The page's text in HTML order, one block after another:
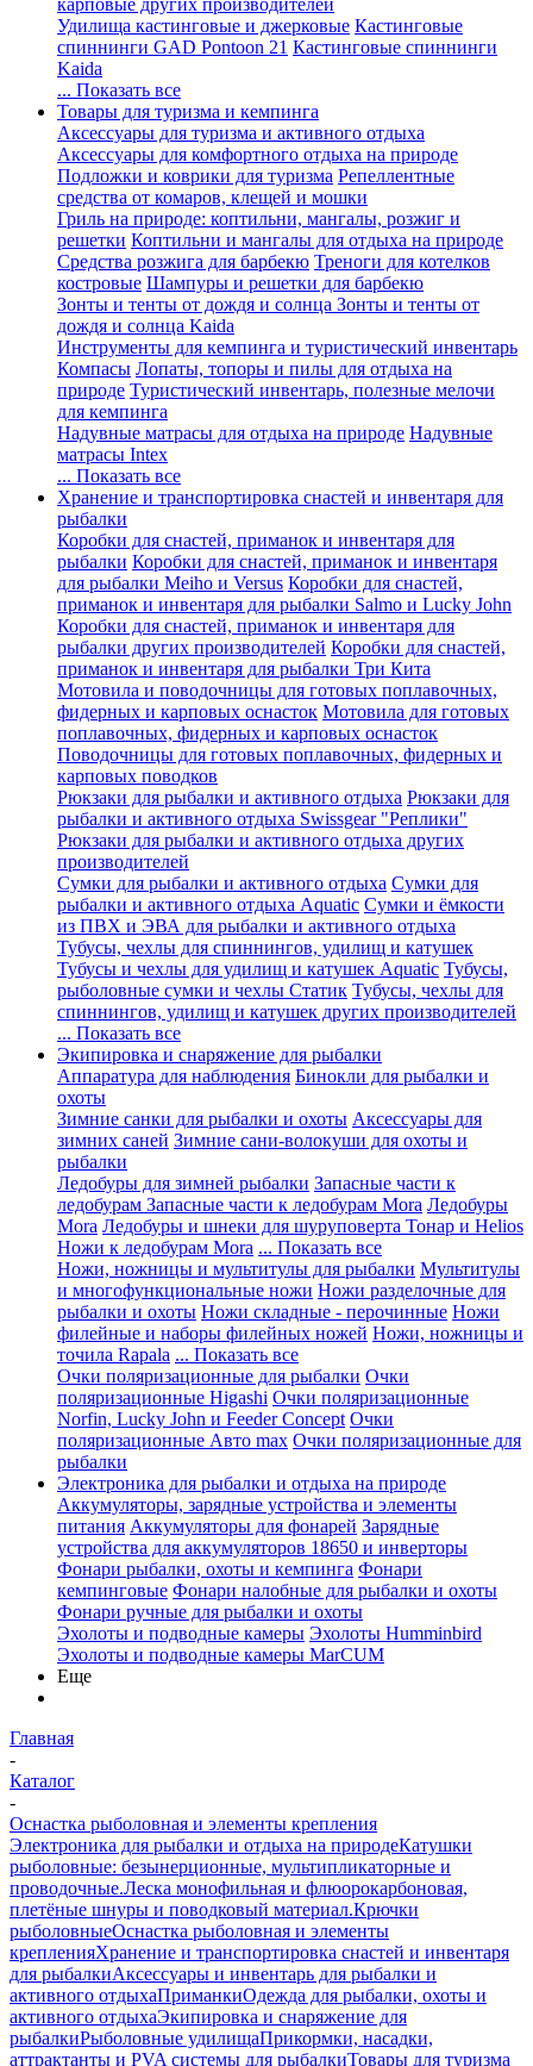
карповые других производителей
Удилища кастинговые и джерковые Кастинговые
спиннинги GAD Pontoon 21 Кастинговые спиннинги
Kaida
... Показать все
Товары для туризма и кемпинга
Аксессуары для туризма и активного отдыха
Аксессуары для комфортного отдыха на природе
Подложки и коврики для туризма Репеллентные
средства от комаров, клещей и мошки
Гриль на природе: коптильни, мангалы, розжиг и
решетки Коптильни и мангалы для отдыха на природе
Средства розжига для барбекю Треноги для котелков
костровые Шампуры и решетки для барбекю
Зонты и тенты от дождя и солнца Зонты и тенты от
дождя и солнца Kaida
Инструменты для кемпинга и туристический инвентарь
Компасы Лопаты, топоры и пилы для отдыха на
природе Туристический инвентарь, полезные мелочи
для кемпинга
Надувные матрасы для отдыха на природе Надувные
матрасы Intex
... Показать все
Хранение и транспортировка снастей и инвентаря для
рыбалки
Коробки для снастей, приманок и инвентаря для
рыбалки Коробки для снастей, приманок и инвентаря
для рыбалки Meiho и Versus Коробки для снастей,
приманок и инвентаря для рыбалки Salmo и Lucky John
Коробки для снастей, приманок и инвентаря для
рыбалки других производителей Коробки для снастей,
приманок и инвентаря для рыбалки Три Кита
Мотовила и поводочницы для готовых поплавочных,
фидерных и карповых оснасток Мотовила для готовых
поплавочных, фидерных и карповых оснасток
Поводочницы для готовых поплавочных, фидерных и
карповых поводков
Рюкзаки для рыбалки и активного отдыха Рюкзаки для
рыбалки и активного отдыха Swissgear "Реплики"
Рюкзаки для рыбалки и активного отдыха других
производителей
Сумки для рыбалки и активного отдыха Сумки для
рыбалки и активного отдыха Aquatic Сумки и ёмкости
из ПВХ и ЭВА для рыбалки и активного отдыха
Тубусы, чехлы для спиннингов, удилищ и катушек
Тубусы и чехлы для удилищ и катушек Aquatic Тубусы,
рыболовные сумки и чехлы Статик Тубусы, чехлы для
спиннингов, удилищ и катушек других производителей
... Показать все
Экипировка и снаряжение для рыбалки
Аппаратура для наблюдения Бинокли для рыбалки и
охоты
Зимние санки для рыбалки и охоты Аксессуары для
зимних саней Зимние сани-волокуши для охоты и
рыбалки
Ледобуры для зимней рыбалки Запасные части к
ледобурам Запасные части к ледобурам Mora Ледобуры
Mora Ледобуры и шнеки для шуруповерта Тонар и Helios
Ножи к ледобурам Mora ... Показать все
Ножи, ножницы и мультитулы для рыбалки Мультитулы
и многофункциональные ножи Ножи разделочные для
рыбалки и охоты Ножи складные - перочинные Ножи
филейные и наборы филейных ножей Ножи, ножницы и
точила Rapala ... Показать все
Очки поляризационные для рыбалки Очки
поляризационные Higashi Очки поляризационные
Norfin, Lucky John и Feeder Concept Очки
поляризационные Авто max Очки поляризационные для
рыбалки
Электроника для рыбалки и отдыха на природе
Аккумуляторы, зарядные устройства и элементы
питания Аккумуляторы для фонарей Зарядные
устройства для аккумуляторов 18650 и инверторы
Фонари рыбалки, охоты и кемпинга Фонари
кемпинговые Фонари налобные для рыбалки и охоты
Фонари ручные для рыбалки и охоты
Эхолоты и подводные камеры Эхолоты Humminbird
Эхолоты и подводные камеры MarCUM
Еще
Главная
-
Каталог
-
Оснастка рыболовная и элементы крепления
Электроника для рыбалки и отдыха на природеКатушки
рыболовные: безынерционные, мультипликаторные и
проводочные.Леска монофильная и флюорокарбоновая,
плетёные шнуры и поводковый материал.Крючки
рыболовныеОснастка рыболовная и элементы
крепленияХранение и транспортировка снастей и инвентаря
для рыбалкиАксессуары и инвентарь для рыбалки и
активного отдыхаПриманкиОдежда для рыбалки, охоты и
активного отдыхаЭкипировка и снаряжение для
рыбалкиРыболовные удилищаПрикормки, насадки,
аттрактанты и PVA системы для рыбалкиТовары для туризма